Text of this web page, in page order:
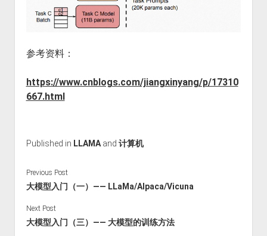
参考资料：
https://www.cnblogs.com/jiangxinyang/p/17310
667.html
Published in LLAMAand 计算机
Previous Post
大模型入门（一）—— LLaMa/Alpaca/Vicuna
Next Post
大模型入门（三）—— 大模型的训练方法